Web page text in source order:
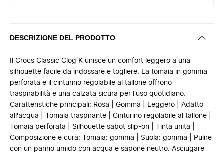
DESCRIZIONE DEL PRODOTTO
Il Crocs Classic Clog K unisce un comfort leggero a una
silhouette facile da indossare e togliere. La tomaia in gomma
perforata e il cinturino regolabile al tallone offrono
traspirabilità e una calzata sicura per l'uso quotidiano.
Caratteristiche principali: Rosa | Gomma | Leggero | Adatto
all'acqua | Tomaia traspirante | Cinturino regolabile al tallone |
Tomaia perforata | Silhouette sabot slip-on | Tinta unita |
Composizione e cura: Tomaia: gomma | Suola: gomma | Pulire
con un panno umido con acqua e sapone neutro. Asciugare